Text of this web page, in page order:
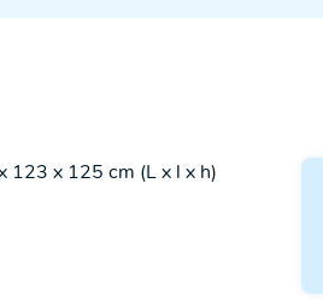
123 x 125 cm (L x l x h)